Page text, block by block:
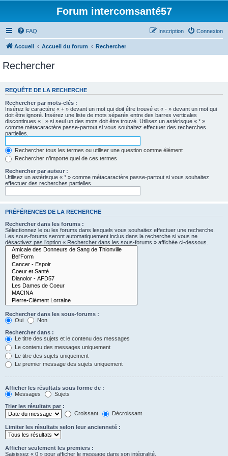
Forum intercomsanté57
FAQ Connexion
Inscription
Accueil Accueil du forum Rechercher
Rechercher
REQUÊTE DE LA RECHERCHE
Rechercher par mots-clés :
Insérez le caractère « + » devant un mot qui doit être trouvé et « - » devant un mot qui
doit être ignoré. Insérez une liste de mots séparés entre des barres verticales
discontinues « | » si seul un des mots doit être trouvé. Utilisez un astérisque « * »
comme métacaractère passe-partout si vous souhaitez effectuer des recherches
partielles.
Rechercher tous les termes ou utiliser une question comme élément
Rechercher n’importe quel de ces termes
Rechercher par auteur :
Utilisez un astérisque « * » comme métacaractère passe-partout si vous souhaitez
effectuer des recherches partielles.
PRÉFÉRENCES DE LA RECHERCHE
Rechercher dans les forums :
Sélectionnez le ou les forums dans lesquels vous souhaitez effectuer une recherche.
Les sous-forums seront automatiquement inclus dans la recherche si vous ne
désactivez pas l’option « Rechercher dans les sous-forums » affichée ci-dessous.
Rechercher dans les sous-forums :
Oui
Non
Rechercher dans :
Le titre des sujets et le contenu des messages
Le contenu des messages uniquement
Le titre des sujets uniquement
Le premier message des sujets uniquement
Afficher les résultats sous forme de :
Messages
Sujets
Trier les résultats par :
Croissant
Décroissant
Limiter les résultats selon leur ancienneté :
Afficher seulement les premiers :
Saisissez « 0 » pour afficher le message dans son intégralité.